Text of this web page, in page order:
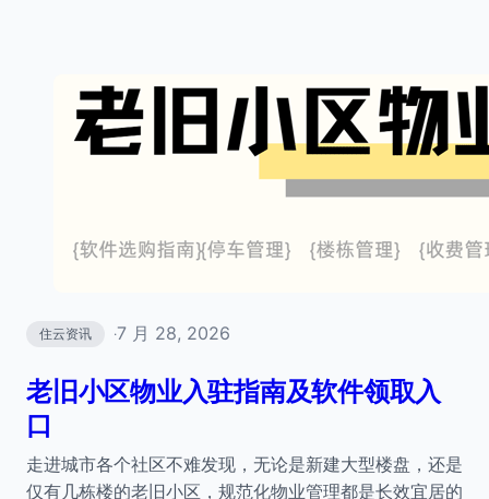
住云资讯 ·7 月 28, 2026
老旧小区物业入驻指南及软件领取入
口
走进城市各个社区不难发现，无论是新建大型楼盘，还是
仅有几栋楼的老旧小区，规范化物业管理都是长效宜居的